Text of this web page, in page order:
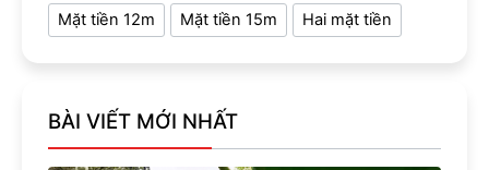
Mặt tiền 12m Mặt tiền 15m Hai mặt tiền
BÀI VIẾT MỚI NHẤT